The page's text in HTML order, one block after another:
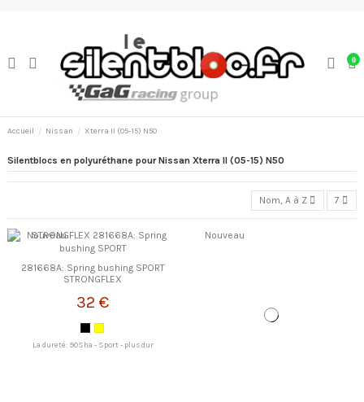
0
Accueil Nissan Xterra II (05-15) N50
Silentblocs en polyuréthane pour Nissan Xterra II (05-15) N50
Nom, A à Z 7
Nouveau
281668A: Spring bushing SPORT
STRONGFLEX
32 €
La dureté: 90Sha - Sport - plus dur
Nouveau